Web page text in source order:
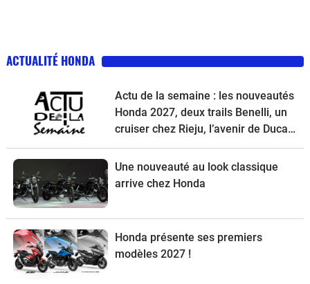
ACTUALITÉ HONDA
Actu de la semaine : les nouveautés
Honda 2027, deux trails Benelli, un
cruiser chez Rieju, l’avenir de Ducati
et la Norton Atlas à l’essai
Une nouveauté au look classique
arrive chez Honda
Honda présente ses premiers
modèles 2027 !